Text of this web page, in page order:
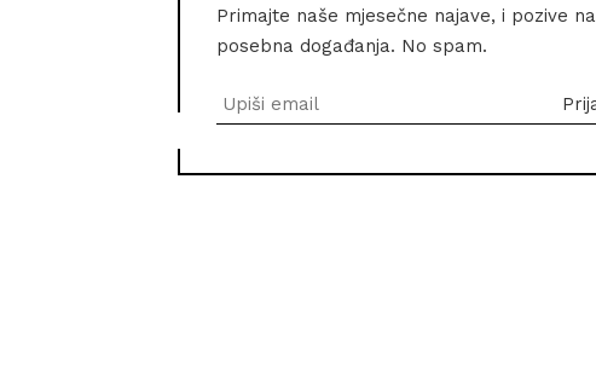
Primajte naše mjesečne najave, i pozive na
posebna događanja. No spam.